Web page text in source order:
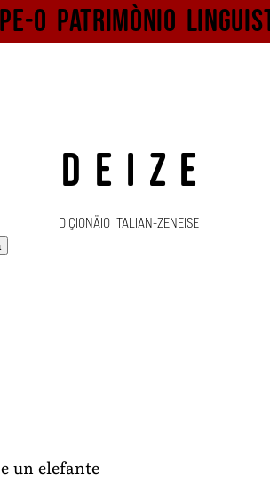
o patrimònio
DEIZE
DIÇIONÄIO ITALIAN-ZENEISE
un elefante